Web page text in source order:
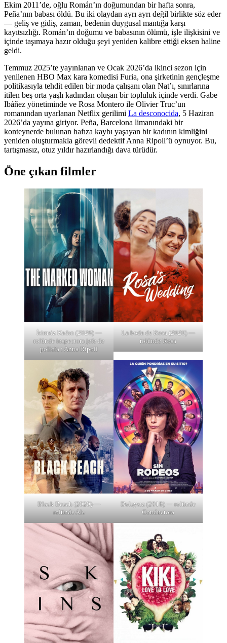
Ekim 2011’de, oğlu Román’ın doğumundan bir hafta sonra,
Peña’nın babası öldü. Bu iki olaydan ayrı ayrı değil birlikte söz eder
— geliş ve gidiş, zaman, bedenin duygusal mantığa karşı
kayıtsızlığı. Román’ın doğumu ve babasının ölümü, işle ilişkisini ve
içinde taşımaya hazır olduğu şeyi yeniden kalibre ettiği eksen haline
geldi.
Temmuz 2025’te yayınlanan ve Ocak 2026’da ikinci sezon için
yenilenen HBO Max kara komedisi Furia, ona şirketinin gençleşme
politikasıyla tehdit edilen bir moda çalışanı olan Nat’ı, sınırlarına
itilen beş orta yaşlı kadından oluşan bir topluluk içinde verdi. Gabe
Ibáñez yönetiminde ve Rosa Montero ile Olivier Truc’un
romanından uyarlanan Netflix gerilimi La desconocida, 5 Haziran
2026’da yayına giriyor. Peña, Barcelona limanındaki bir
konteynerde bulunan hafıza kaybı yaşayan bir kadının kimliğini
yeniden oluşturmakla görevli dedektif Anna Ripoll’ü oynuyor. Bu,
tartışmasız, otuz yıldır hazırlandığı dava türüdür.
Öne çıkan filmler
İsimsiz Kadın (2026) —
rolünde inspectora jefe de
policía : Anna Ripoll
La boda de Rosa (2020) —
rolünde Rosa
Black Beach (2020) —
rolünde Ale
Dolaysız (2018) — rolünde
Conductora